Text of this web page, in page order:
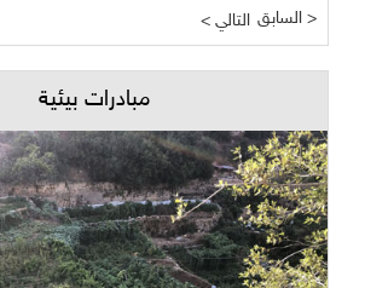
< التالي السابق >
مبادرات بيئية